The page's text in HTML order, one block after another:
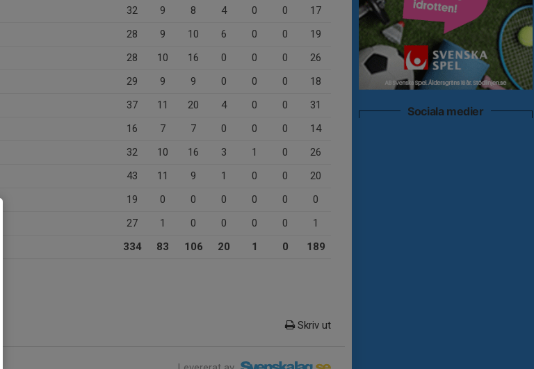
32 9 8 4 0 0
17
28 9 10 6 0 0
19
28 10 16 0 0 0
26
29 9 9 0 0 0
18
37 11 20 4 0 0
31
16 7 7 0 0 0
14
32 10 16 3 1 0
26
43 11 9 1 0 0
20
19 0 0 0 0 0
0
27 1 0 0 0 0
1
334 83 106 20 1 0 189
Skriv ut
Sociala medier